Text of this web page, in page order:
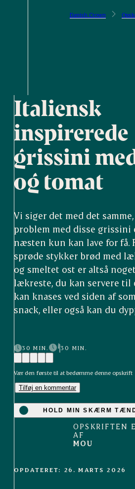
Danish Crown
Italiensk
inspirerede
grissini
og tomat
Vi siger det med det
problem med disse grissini
næsten kun kan lave for få.
sprøde stykker brød med
og smeltet ost er altså
lækreste, du kan servere til
kan knases ved siden af
snack, eller også kan du
30 MIN. 30 MIN.
Vær den første til at bedømme denne opskrift
Tilføj en kommentar
HOLD MIN SKÆRM
OPSKRIFTEN
AF
MOU
OPDATERET: 26. MARTS 2026